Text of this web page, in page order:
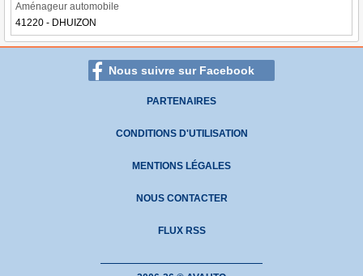
Aménageur automobile
41220 - DHUIZON
Nous suivre sur Facebook
PARTENAIRES
CONDITIONS D'UTILISATION
MENTIONS LÉGALES
NOUS CONTACTER
FLUX RSS